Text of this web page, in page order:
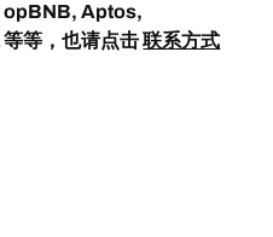
opBNB, Aptos,
等，也请点击联系方式